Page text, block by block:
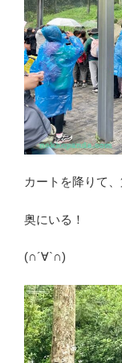
カートを降りて
奥にいる！
(∩´∀`∩)